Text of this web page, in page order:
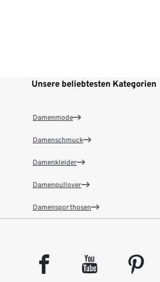
Unsere beliebtesten Kategorien
Damenmode
Damenschmuck
Damenkleider
Damenpullover
Damensporthosen
facebook youtube pinterest